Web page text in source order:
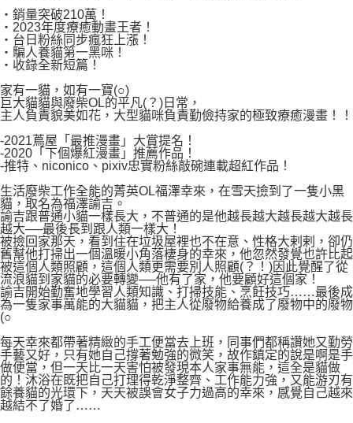
恩沛科技股份有限公司將有權停止該用戶之使用額度並採取法律行動。
‧銷量突破210萬！
‧2023年度療癒動畫王者！
‧台日粉絲同步瘋狂上漲！
‧騙人養貓第一黑咪！
‧收錄全新短篇！
家有一貓，如有一寶(○)
巨大貓貓與廢柴OL的平凡(？)日常，
主人負責貌美如花，大型貓咪負責勤儉持家的極致療癒漫畫！！
-2021蔦屋「最推漫畫」大賞提名！
-2020「下個爆紅漫畫」推薦作品！
-推特、niconico、pixiv忠實粉絲敲碗連載超紅作品！
生活廢柴工作全能的菁英OL福澤幸來，在雪天撿到了一隻小黑
貓，取名為福澤諭吉。
諭吉跟普通小貓一樣長大，不普通的是他越長越大越長越大越長
越大──最後長到跟人類一樣大！
被撿回家那天，看到住在垃圾屋裡也不在意、性格大剌剌，卻仍
舊幫他打掃出一個溫暖小角落棲身的幸來，他忽然發覺也許比起
被這個人類照顧，這個人類更需要別人照顧(？！)因此覺醒了從
流浪貓到家貓的必要轉變──他有了家，他要顧好這個家！
諭吉開始勤奮地學習人類知識、打掃技能、烹飪技巧……最後成
為一隻家事萬能的大貓貓，把主人從廢物給養成了廢物中的廢物
(○
每天幸來都帶著精緻的手工便當去上班，同事們都稱讚她又勤勞
手藝又好，只有她自己撐著勉強的微笑，故作鎮定的說是啊是手
做便當，但一天比一天害怕被發現本人家事無能，這全是貓做
的！沐浴在既把自己打理得乾淨整齊、工作能力強，又能游刃有
餘養貓的光環下，天天被誤會女子力過高的幸來，感覺自己越來
越結不了婚了……